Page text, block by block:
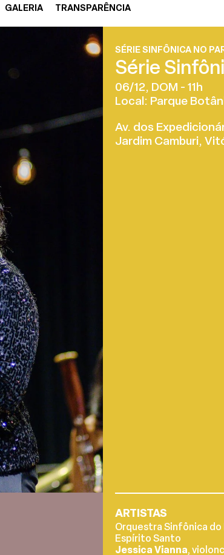
GALERIA TRANSPARÊNCIA
SÉRIE SINFÔNICA NO
Série
06/12, DOM - 11h
Local: Parque
Av. dos
Jardim Camburi,
ARTISTAS
Orquestra Sinfônica do
Espírito Santo
Jessica Vianna,